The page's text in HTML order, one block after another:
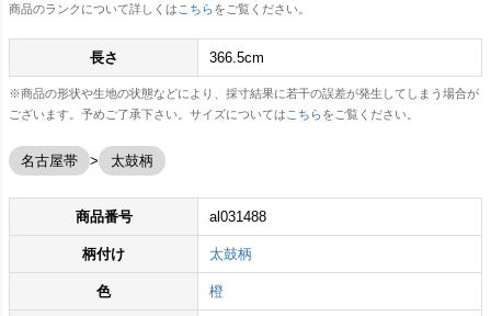
商品のランクについて詳しくは こちらをご覧ください。
長さ 366.5cm
※商品の形状や生地の状態などにより、採寸結果に若干の誤差が発生してしまう場合が
ございます。予めご了承下さい。サイズについては こちらをご覧ください。
名古屋帯 太鼓柄
商品番号 al031488
柄付け 太鼓柄
色 橙